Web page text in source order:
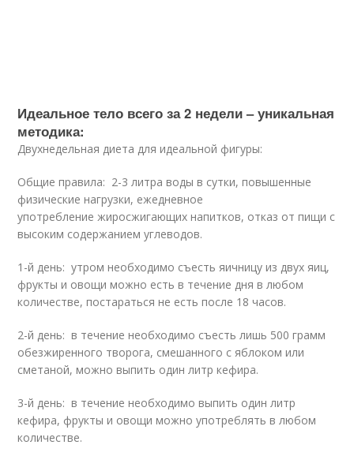
Идеальное тело всего за 2 недели – уникальная
методика:
Двухнедельная диета для идеальной фигуры:
Общие правила: 2-3 литра воды в сутки, повышенные
физические нагрузки, ежедневное
употребление жиросжигающих напитков, отказ от пищи с
высоким содержанием углеводов.
1-й день: утром необходимо съесть яичницу из двух яиц,
фрукты и овощи можно есть в течение дня в любом
количестве, постараться не есть после 18 часов.
2-й день: в течение необходимо съесть лишь 500 грамм
обезжиренного творога, смешанного с яблоком или
сметаной, можно выпить один литр кефира.
3-й день: в течение необходимо выпить один литр
кефира, фрукты и овощи можно употреблять в любом
количестве.